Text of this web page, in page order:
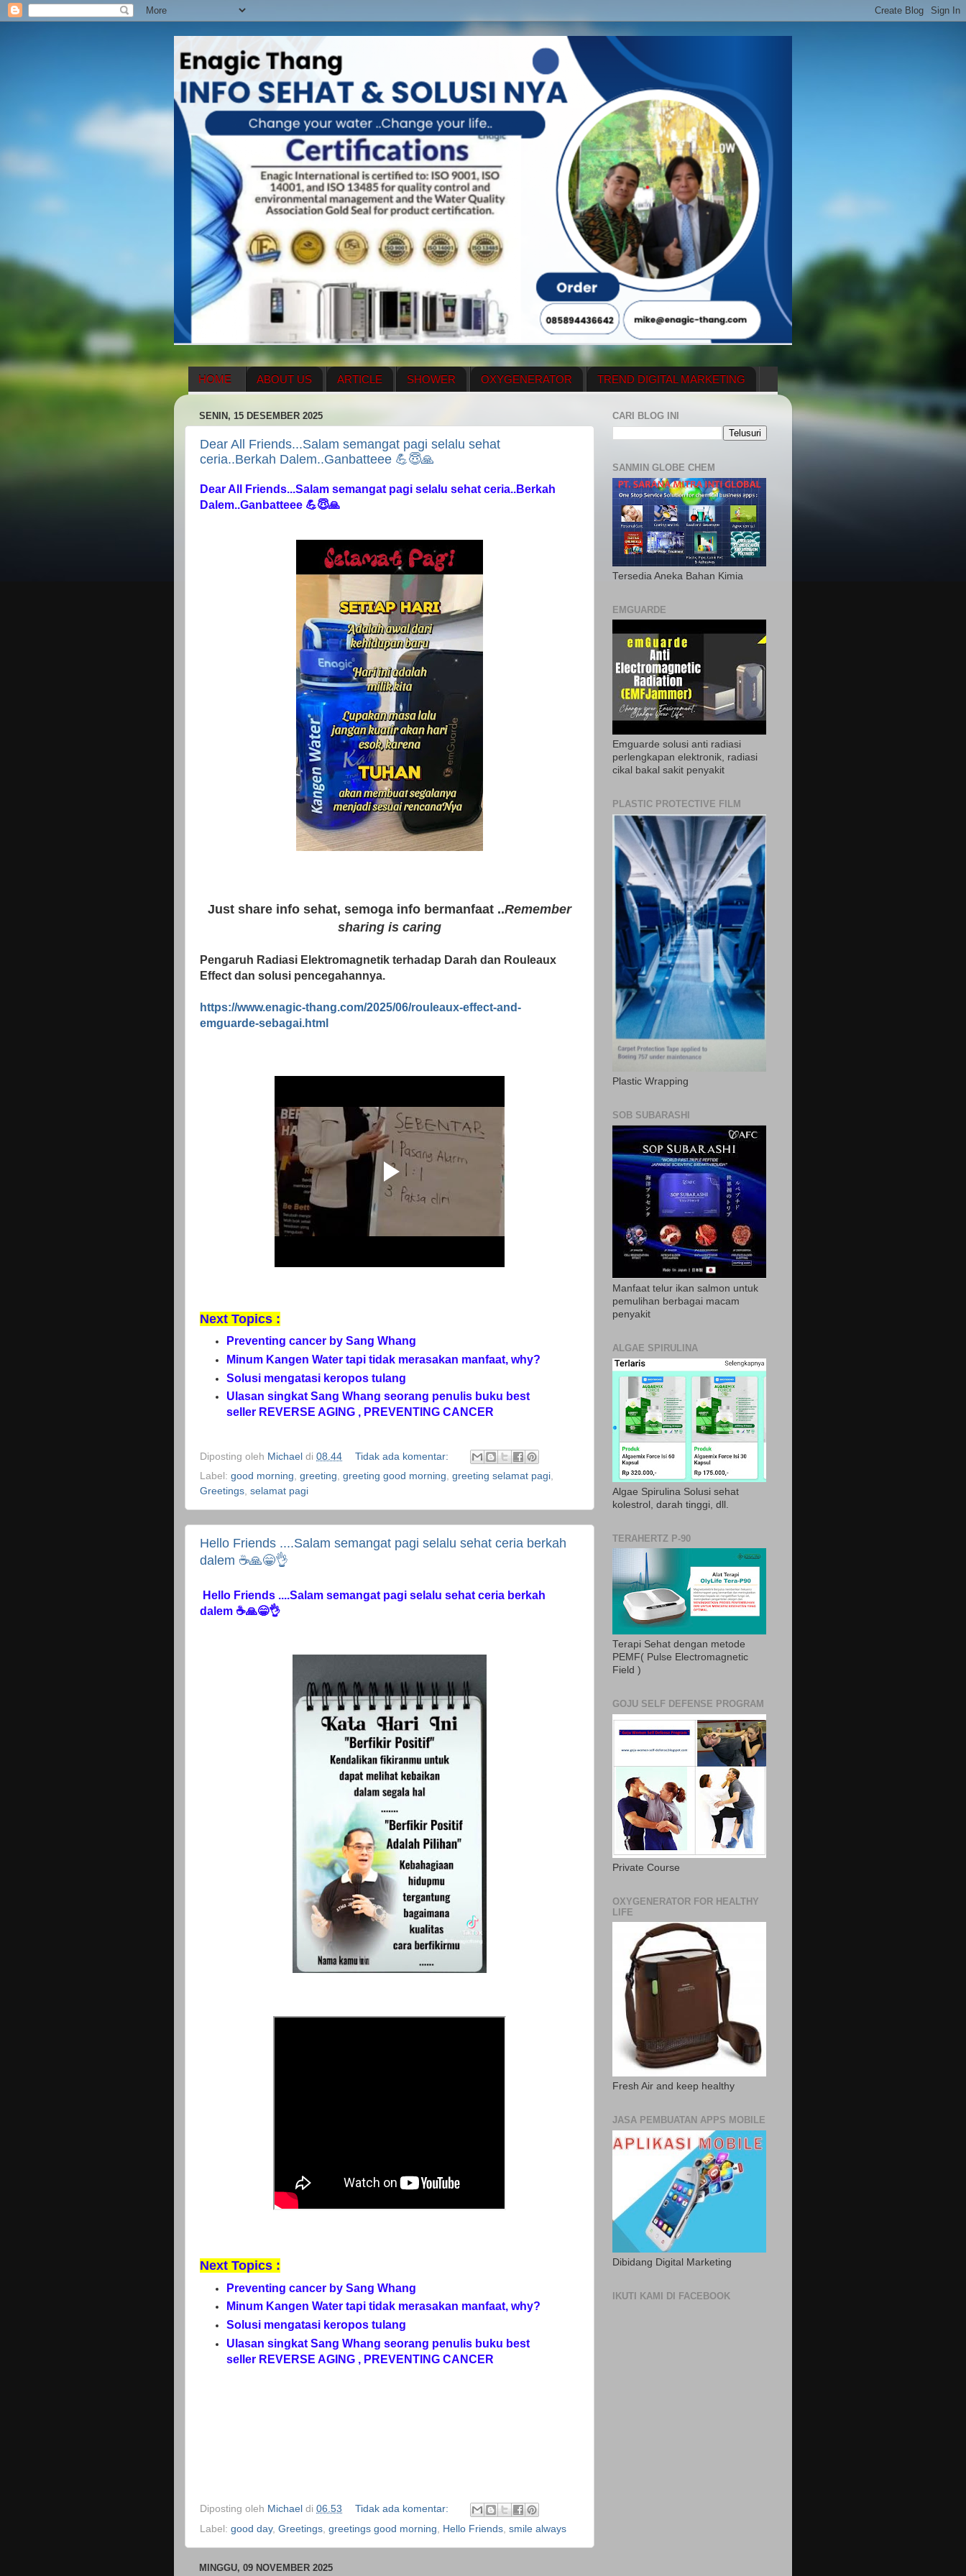
HOME ABOUT US ARTICLE SHOWER OXYGENERATOR TREND DIGITAL MARKETING
ENAGIC COMPENSATION PLAN MENUS
SENIN, 15 DESEMBER 2025
Dear All Friends...Salam semangat pagi selalu sehat
ceria..Berkah Dalem..Ganbatteee 💪😇🙏
Dear All Friends...Salam semangat pagi selalu sehat ceria..Berkah
Dalem..Ganbatteee 💪😇🙏
Just share info sehat, semoga info bermanfaat ..Remember
sharing is caring
Pengaruh Radiasi Elektromagnetik terhadap Darah dan Rouleaux
Effect dan solusi pencegahannya.
https://www.enagic-thang.com/2025/06/rouleaux-effect-and-
emguarde-sebagai.html
Next Topics :
Preventing cancer by Sang Whang
Minum Kangen Water tapi tidak merasakan manfaat, why?
Solusi mengatasi keropos tulang
Ulasan singkat Sang Whang seorang penulis buku best
seller REVERSE AGING , PREVENTING CANCER
Diposting oleh Michael di 08.44
Tidak ada komentar:
Label: good morning, greeting, greeting good morning, greeting selamat pagi,
Greetings, selamat pagi
Hello Friends ....Salam semangat pagi selalu sehat ceria berkah
dalem ☕🙏😁👌
Hello Friends ....Salam semangat pagi selalu sehat ceria berkah
dalem ☕🙏😁👌
Next Topics :
Preventing cancer by Sang Whang
Minum Kangen Water tapi tidak merasakan manfaat, why?
Solusi mengatasi keropos tulang
Ulasan singkat Sang Whang seorang penulis buku best
seller REVERSE AGING , PREVENTING CANCER
Diposting oleh Michael di 06.53
Tidak ada komentar:
Label: good day, Greetings, greetings good morning, Hello Friends, smile always
MINGGU, 09 NOVEMBER 2025
CARI BLOG INI
SANMIN GLOBE CHEM
Tersedia Aneka Bahan Kimia
EMGUARDE
Emguarde solusi anti radiasi
perlengkapan elektronik, radiasi
cikal bakal sakit penyakit
PLASTIC PROTECTIVE FILM
Plastic Wrapping
SOB SUBARASHI
Manfaat telur ikan salmon untuk
pemulihan berbagai macam
penyakit
ALGAE SPIRULINA
Algae Spirulina Solusi sehat
kolestrol, darah tinggi, dll.
TERAHERTZ P-90
Terapi Sehat dengan metode
PEMF( Pulse Electromagnetic
Field )
GOJU SELF DEFENSE PROGRAM
Private Course
OXYGENERATOR FOR HEALTHY
LIFE
Fresh Air and keep healthy
JASA PEMBUATAN APPS MOBILE
Dibidang Digital Marketing
IKUTI KAMI DI FACEBOOK